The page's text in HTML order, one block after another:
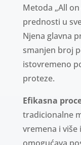
Metoda „All
prednosti u
Njena glavna
smanjen broj
istovremeno
proteze.
Efikasna
tradicionalne
vremena i više